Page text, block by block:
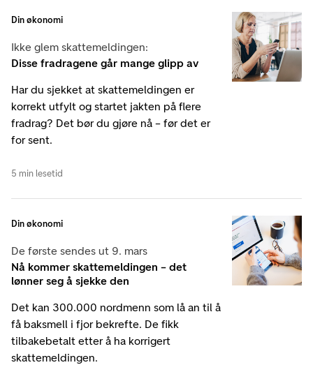
Din økonomi
Ikke glem skattemeldingen:
Disse fradragene går mange glipp av
Har du sjekket at skattemeldingen er
korrekt utfylt og startet jakten på flere
fradrag? Det bør du gjøre nå – før det er
for sent.
5 min lesetid
Din økonomi
De første sendes ut 9. mars
Nå kommer skattemeldingen – det
lønner seg å sjekke den
Det kan 300.000 nordmenn som lå an til å
få baksmell i fjor bekrefte. De fikk
tilbakebetalt etter å ha korrigert
skattemeldingen.